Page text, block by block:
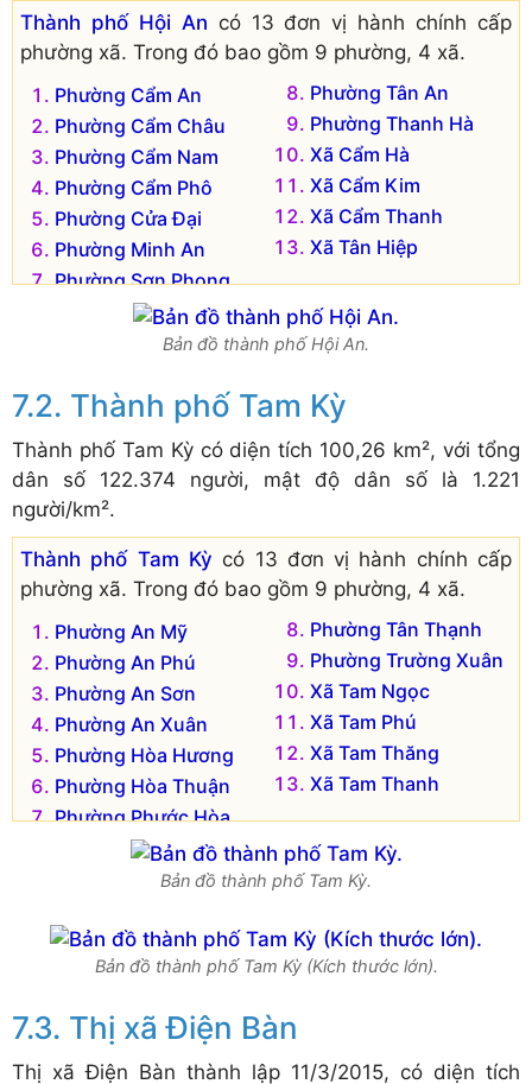
Thành phố Hội An có 13 đơn vị hành chính cấp
phường xã. Trong đó bao gồm 9 phường, 4 xã.
Phường Cẩm An
Phường Cẩm Châu
Phường Cẩm Nam
Phường Cẩm Phô
Phường Cửa Đại
Phường Minh An
Phường Sơn Phong
Phường Tân An
Phường Thanh Hà
Xã Cẩm Hà
Xã Cẩm Kim
Xã Cẩm Thanh
Xã Tân Hiệp
Bản đồ thành phố Hội An.
Thành phố Tam Kỳ
Thành phố Tam Kỳ có diện tích 100,26 km², với tổng
dân số 122.374 người, mật độ dân số là 1.221
người/km².
Thành phố Tam Kỳ có 13 đơn vị hành chính cấp
phường xã. Trong đó bao gồm 9 phường, 4 xã.
Phường An Mỹ
Phường An Phú
Phường An Sơn
Phường An Xuân
Phường Hòa Hương
Phường Hòa Thuận
Phường Phước Hòa
Phường Tân Thạnh
Phường Trường Xuân
Xã Tam Ngọc
Xã Tam Phú
Xã Tam Thăng
Xã Tam Thanh
Bản đồ thành phố Tam Kỳ.
Bản đồ thành phố Tam Kỳ (Kích thước lớn).
Thị xã Điện Bàn
Thị xã Điện Bàn thành lập 11/3/2015, có diện tích